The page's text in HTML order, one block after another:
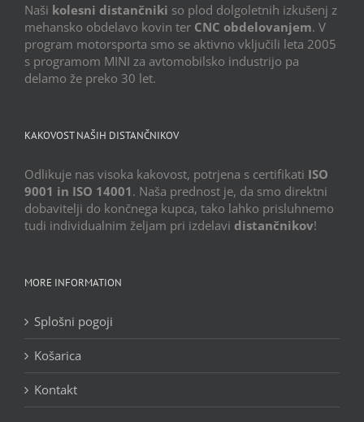
Naši kolesni distančniki so plod dolgoletnih izkušenj z
mehansko obdelavo kovin ter CNC obdelovanjem. V
program motorsporta smo se aktivno vključili leta 2005
s programom MINI za avtomobilsko industrijo pa
delamo že preko 30 let.
KAKOVOST NAŠIH DISTANČNIKOV
Odlikuje nas visoka kakovost, potrjena s certifikati ISO
9001 in ISO 14001 . Naša prednost je, da smo direktni
dobavitelji do končnega kupca, tako lahko prisluhnemo
tudi individualnim željam pri izdelavi distančnikov!
MORE INFORMATION
Splošni pogoji
Košarica
Kontakt